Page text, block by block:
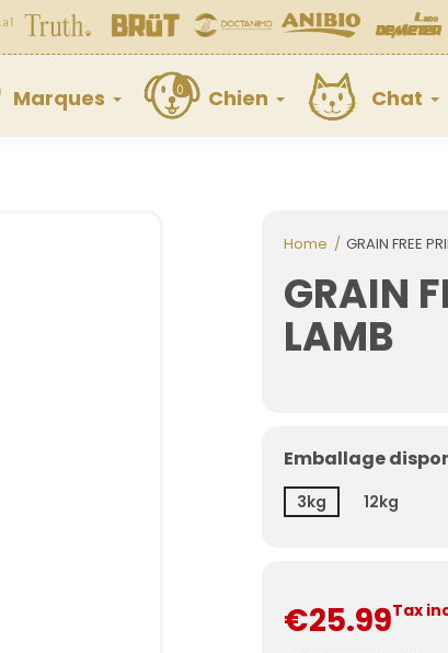
Marques Chien Chat
Home GRAIN FREE
GRAIN
LAMB
Emballage
3kg 12kg
€25.99Tax